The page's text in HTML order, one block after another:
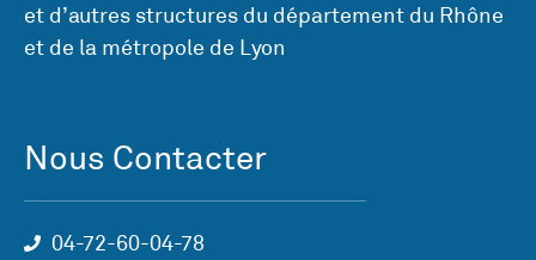
et d’autres structures du département du Rhône
et de la métropole de Lyon
Nous Contacter
04-72-60-04-78